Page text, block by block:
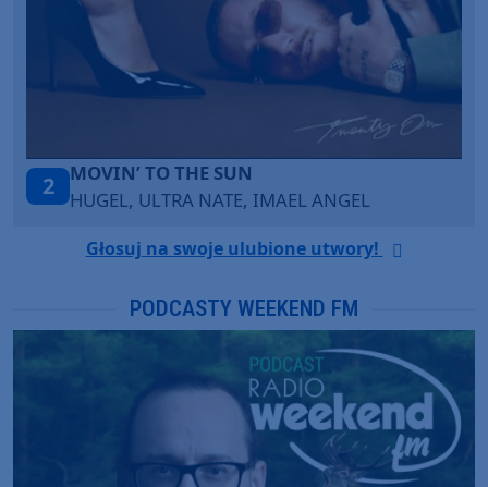
2
MOVIN’ TO THE SUN
HUGEL, ULTRA NATE, IMAEL ANGEL
Głosuj na swoje ulubione utwory!
PODCASTY WEEKEND FM